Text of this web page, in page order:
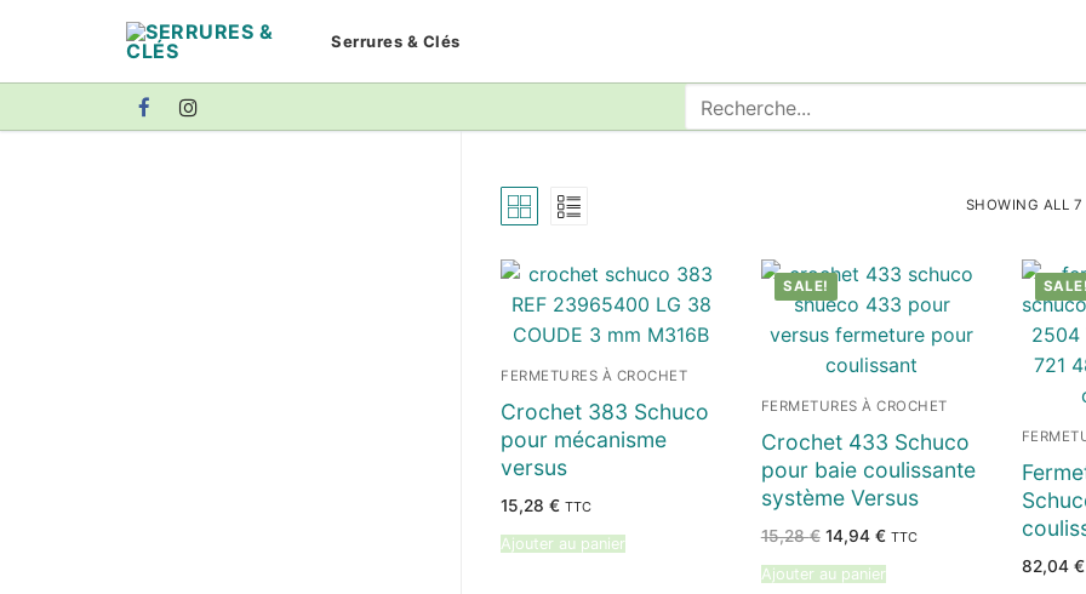
Serrures & Clés
Rechercher
:
SHOWING ALL 7
FERMETURES À CROCHET
Crochet 383 Schuco
pour mécanisme
versus
15,28 € TTC
Ajouter au panier
SALE!
FERMETURES À CROCHET
Crochet 433 Schuco
pour baie coulissante
système Versus
15,28€ Le
prix
initial
était :
14,94 €Le
actuel
est :
TTC
Ajouter au panier
SALE!
82,04 €